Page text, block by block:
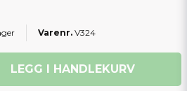
V324
LEGG I HANDLEKURV